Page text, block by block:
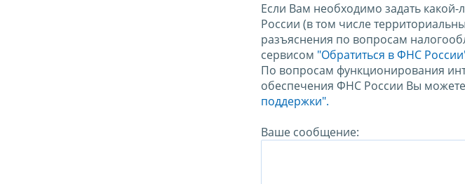
Если Вам необходимо задать
России (в том числе
разъяснения по вопросам
сервисом "Обратиться в ФНС
По вопросам функционирования
обеспечения ФНС России Вы можете
поддержки".
Ваше сообщение: